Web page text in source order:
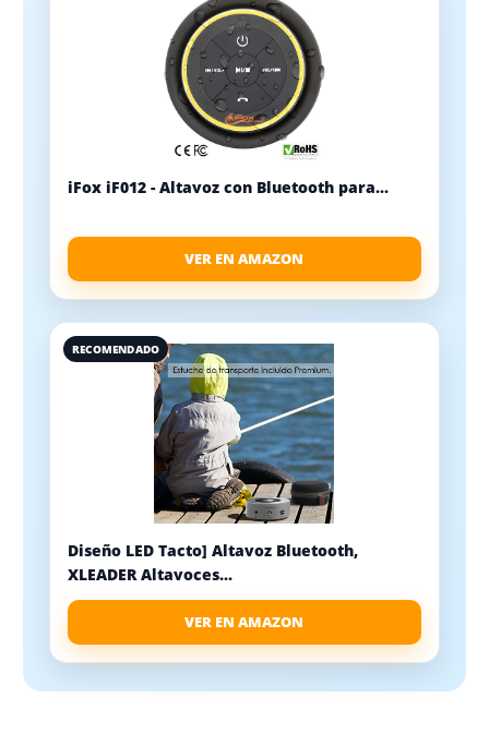
iFox iF012 - Altavoz con Bluetooth para...
VER EN AMAZON
RECOMENDADO
Diseño LED Tacto] Altavoz Bluetooth,
XLEADER Altavoces...
VER EN AMAZON